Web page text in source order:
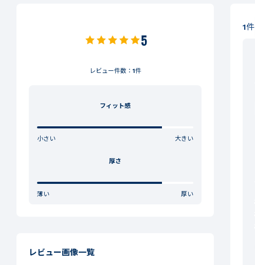
5
レビュー件数： 1件
フィット感
小さい 大きい
厚さ
薄い 厚い
レビュー画像一覧
1件